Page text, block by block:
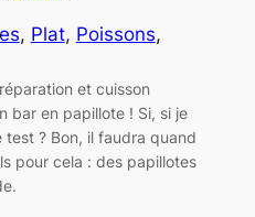
, Plat, Poissons
et cuisson
bar en papillote ! Si, si je
? Bon, il faudra quand
pour cela : des papillotes